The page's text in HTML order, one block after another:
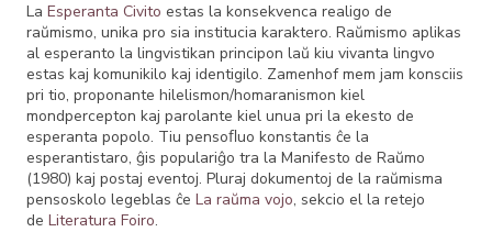
La Esperanta Civito estas la konsekvenca realigo de
raŭmismo, unika pro sia institucia karaktero. Raŭmismo aplikas
al esperanto la lingvistikan principon laŭ kiu vivanta lingvo
estas kaj komunikilo kaj identigilo. Zamenhof mem jam konsciis
pri tio, proponante hilelismon/homaranismon kiel
mondpercepton kaj parolante kiel unua pri la ekesto de
esperanta popolo. Tiu pensoﬂuo konstantis ĉe la
esperantistaro, ĝis populariĝo tra la Manifesto de Raŭmo
(1980) kaj postaj eventoj. Pluraj dokumentoj de la raŭmisma
pensoskolo legeblas ĉe La raŭma vojo, sekcio el la retejo
de Literatura Foiro.